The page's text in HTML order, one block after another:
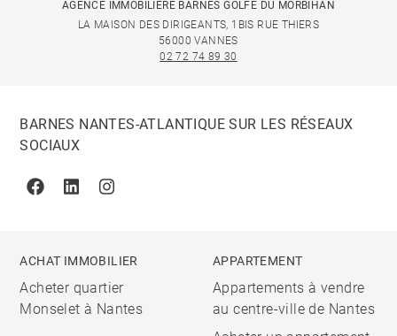
AGENCE IMMOBILIÈRE BARNES GOLFE DU MORBIHAN
LA MAISON DES DIRIGEANTS, 1BIS RUE THIERS
56000 VANNES
02 72 74 89 30
BARNES NANTES-ATLANTIQUE SUR LES RÉSEAUX
SOCIAUX
FacebookLinkedinInstagram
ACHAT IMMOBILIER
Acheter quartier
Monselet à Nantes
APPARTEMENT
Appartements à vendre
au centre-ville de Nantes